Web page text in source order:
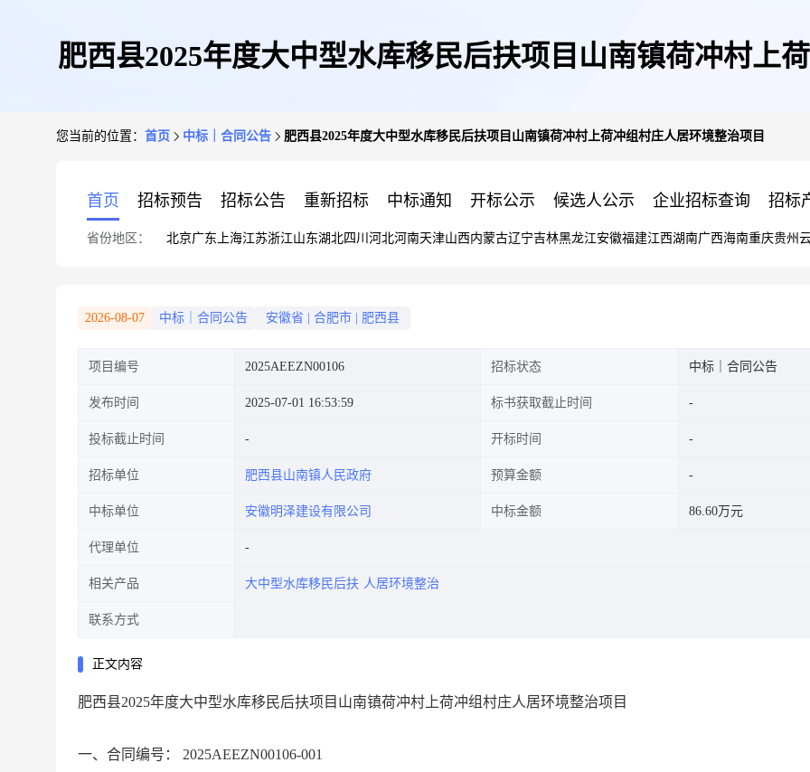
肥西县2025年度大中型水库移民后扶项目山南镇荷冲村上
您当前的位置： 首页 中标｜合同公告 肥西县2025年度大中型水库移民后扶项目山南镇荷冲村上荷冲组村庄人居环境整治项目
首页 招标预告 招标公告 重新招标 中标通知 开标公示 候选人公示 企业招标查询 招标
省份地区： 北京广东 上海江苏浙江山东湖北四川 河北河南天津山西内蒙古辽宁吉林黑龙江安徽福建江西湖南广西海南重庆贵州
2026-08-07 中标｜合同公告 安徽省 合肥市 肥西县
项目编号 2025AEEZN00106 招标状态 中标｜合同公告
发布时间 2025-07-01 16:53:59 标书获取截止时间
投标截止时间 开标时间
招标单位 肥西县山南镇人民政府 预算金额
中标单位 安徽明泽建设有限公司 中标金额 86.60万元
代理单位
相关产品 大中型水库移民后扶 人居环境整治
联系方式
正文内容
肥西县2025年度大中型水库移民后扶项目山南镇荷冲村上荷冲组村庄人居环境整治项目
一、合同编号： 2025AEEZN00106-001